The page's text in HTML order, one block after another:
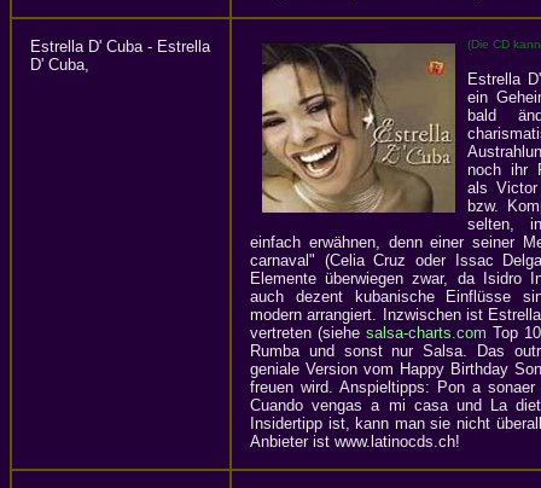
Estrella D' Cuba - Estrella
D' Cuba,
(Die CD
Estrella
ein
bald
noch ihr
als Victor
bzw.
selten,
einfach erwähnen, denn einer seiner
carnaval" (Celia Cruz oder Issac
Elemente überwiegen zwar, da Isidro
auch dezent kubanische Einflüsse
modern arrangiert. Inzwischen ist
vertreten (siehe salsa-charts.com Top
Rumba und sonst nur Salsa. Das
geniale Version vom Happy Birthday
freuen wird. Anspieltipps: Pon a
Cuando vengas a mi casa und La
Insidertipp ist, kann man sie nicht
Anbieter ist www.latinocds.ch!